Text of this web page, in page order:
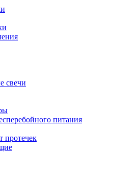
свечи
питания
протечек